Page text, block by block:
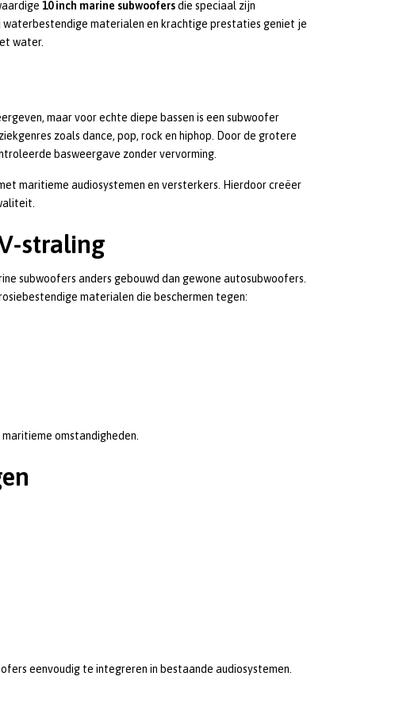
10 inch marine subwoofersdie speciaal zijn
materialen en krachtige prestaties geniet je
water.
maar voor echte diepe bassen is een subwoofer
zoals dance, pop, rock en hiphop. Door de grotere
basweergave zonder vervorming.
maritieme audiosystemen en versterkers. Hierdoor creëer
straling
subwoofers anders gebouwd dan gewone autosubwoofers.
materialen die beschermen tegen:
omstandigheden.
eenvoudig te integreren in bestaande audiosystemen.